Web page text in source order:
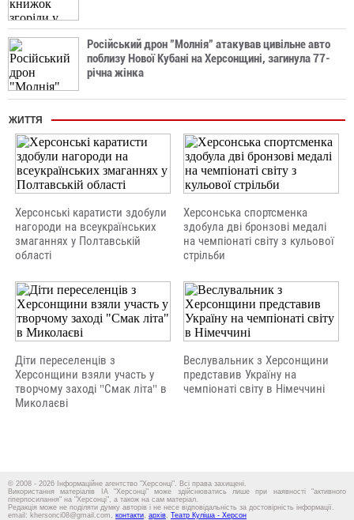
Російський дрон "Молнія" атакував цивільне авто
поблизу Нової Кубані на Херсонщині, загинула 77-
річна жінка
ЖИТТЯ
Херсонські каратисти здобули
нагороди на всеукраїнських
змаганнях у Полтавській
області
Херсонська спортсменка
здобула дві бронзові медалі
на чемпіонаті світу з кульової
стрільби
Діти переселенців з
Херсонщини взяли участь у
творчому заході "Смак літа" в
Миколаєві
Веслувальник з Херсонщини
представив Україну на
чемпіонаті світу в Німеччині
© 2008 - 2026 Інформаційне агентство "Херсонці". Всі права захищені.
Використання матеріалів ІА "Херсонці" може здійснюватись лише при наявності "активного
гіперпосилання" на "Херсонці", а також на сам матеріал.
Редакція може не поділяти думку авторів і не несе відповідальність за достовірність інформації.
email: khersonci08@gmail.com, контакти, архів, Театр Куліша - Херсон